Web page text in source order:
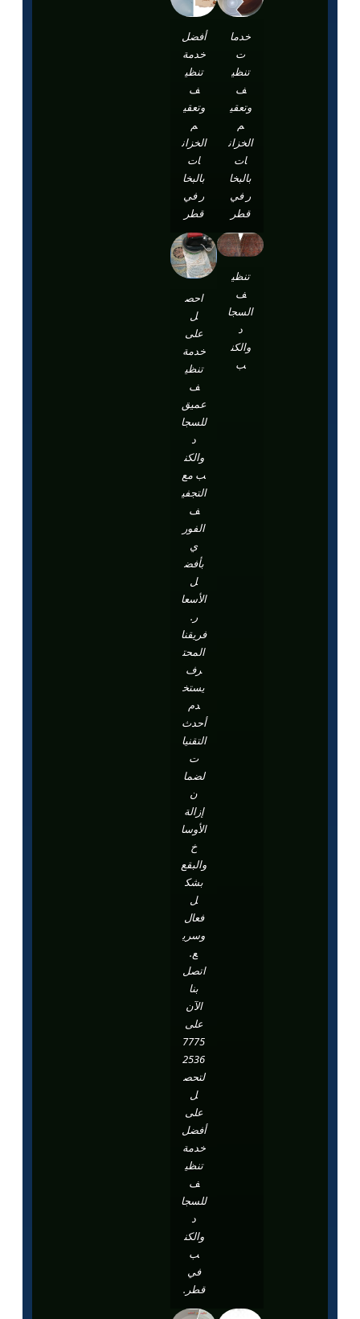
خدما
تنظي
ف
وتعقي
الخزان
ات
بالبخا
ر في
قطر
أفضل
خدمة
تنظي
ف
وتعقي
الخزان
ات
بالبخا
ر في
قطر
تنظي
ف
السجا
والكن
ب
احص
على
خدمة
تنظي
ف
عميق
للسجا
والكن
ب مع
التجفي
ف
الفور
بأفض
الأسعا
فريقنا
المحت
رف
يستخ
دم
أحدث
التقنيا
لضما
إزالة
الأوسا
والبقع
بشك
فعال
وسري
اتصل
الآن
على
7775
2536
لتحص
على
أفضل
خدمة
تنظي
ف
للسجا
والكن
ب
في
قطر.